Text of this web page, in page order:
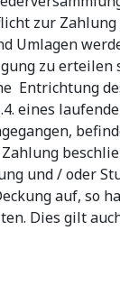
zur
Umlagen
zu erteilen
Entrichtung
eines
und / oder
auf, so
Dies gilt